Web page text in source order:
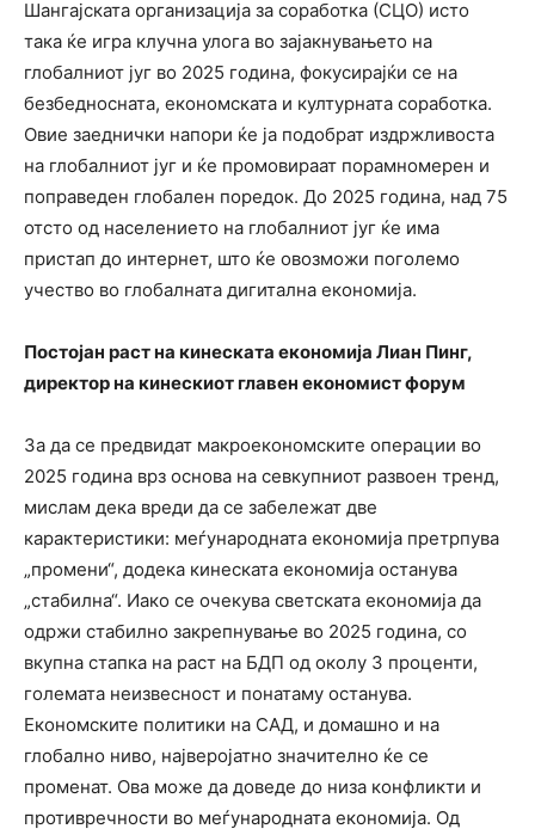
Шангајската организација за соработка (СЦО) исто
така ќе игра клучна улога во зајакнувањето на
глобалниот југ во 2025 година, фокусирајќи се на
безбедносната, економската и културната соработка.
Овие заеднички напори ќе ја подобрат издржливоста
на глобалниот југ и ќе промовираат порамномерен и
поправеден глобален поредок. До 2025 година, над 75
отсто од населението на глобалниот југ ќе има
пристап до интернет, што ќе овозможи поголемо
учество во глобалната дигитална економија.
Постојан раст на кинеската економија Лиан Пинг,
директор на кинескиот главен економист форум
За да се предвидат макроекономските операции во
2025 година врз основа на севкупниот развоен тренд,
мислам дека вреди да се забележат две
карактеристики: меѓународната економија претрпува
„промени“, додека кинеската економија останува
„стабилна“. Иако се очекува светската економија да
одржи стабилно закрепнување во 2025 година, со
вкупна стапка на раст на БДП од околу 3 проценти,
големата неизвесност и понатаму останува.
Економските политики на САД, и домашно и на
глобално ниво, најверојатно значително ќе се
променат. Ова може да доведе до низа конфликти и
противречности во меѓународната економија. Од